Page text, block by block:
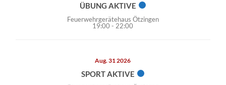
ÜBUNG AKTIVE
Feuerwehrgerätehaus Ötzingen
19:00 - 22:00
Aug. 31 2026
SPORT AKTIVE